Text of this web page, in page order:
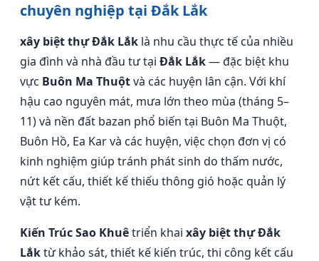
chuyên nghiệp tại Đắk Lắk
xây biệt thự Đắk Lắk là nhu cầu thực tế của nhiều
gia đình và nhà đầu tư tại Đắk Lắk— đặc biệt khu
vực Buôn Ma Thuộtvà các huyện lân cận. Với khí
hậu cao nguyên mát, mưa lớn theo mùa (tháng 5–
11) và nền đất bazan phổ biến tại Buôn Ma Thuột,
Buôn Hồ, Ea Kar và các huyện, việc chọn đơn vị có
kinh nghiệm giúp tránh phát sinh do thấm nước,
nứt kết cấu, thiết kế thiếu thông gió hoặc quản lý
vật tư kém.
Kiến Trúc Sao Khuêtriển khai xây biệt thự Đắk
Lắktừ khảo sát, thiết kế kiến trúc, thi công kết cấu